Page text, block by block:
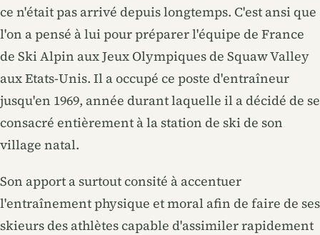
ce n'était pas arrivé depuis longtemps. C'est ansi que
l'on a pensé à lui pour préparer l'équipe de France
de Ski Alpin aux Jeux Olympiques de Squaw Valley
aux Etats-Unis. Il a occupé ce poste d'entraîneur
jusqu'en 1969, année durant laquelle il a décidé de se
consacré entièrement à la station de ski de son
village natal.
Son apport a surtout consité à accentuer
l'entraînement physique et moral afin de faire de ses
skieurs des athlètes capable d'assimiler rapidement